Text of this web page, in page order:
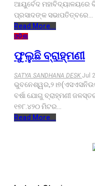
ଆୟୁର୍ବେଦ
ପ୍ରସାଦଙ୍କ ସଭାପତିତ୍ବରେ…
Read More...
ଓଡ଼ିଶା
ଫୁଲୁଛି ବ୍ରାହ୍ମଣୀ
SATYA SANDHANA DESKJul
ବର୍ଷା ଯୋଗୁ ବ୍ରାହ୍ମଣୀ
୧୭୮.୪୨୦ ମିଟର…
Read More...